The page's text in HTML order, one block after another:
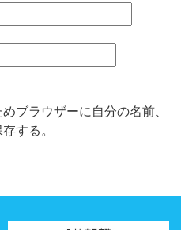
ブラウザーに自分の名前、
する。